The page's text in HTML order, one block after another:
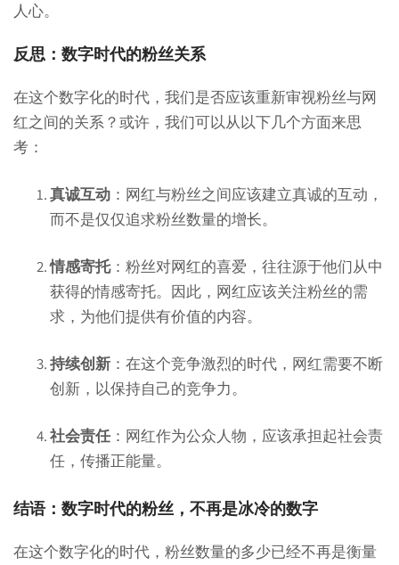
人心。
反思：数字时代的粉丝关系
在这个数字化的时代，我们是否应该重新审视粉丝与网
红之间的关系？或许，我们可以从以下几个方面来思
考：
真诚互动：网红与粉丝之间应该建立真诚的互动，
而不是仅仅追求粉丝数量的增长。
情感寄托：粉丝对网红的喜爱，往往源于他们从中
获得的情感寄托。因此，网红应该关注粉丝的需
求，为他们提供有价值的内容。
持续创新：在这个竞争激烈的时代，网红需要不断
创新，以保持自己的竞争力。
社会责任：网红作为公众人物，应该承担起社会责
任，传播正能量。
结语：数字时代的粉丝，不再是冰冷的数字
在这个数字化的时代，粉丝数量的多少已经不再是衡量